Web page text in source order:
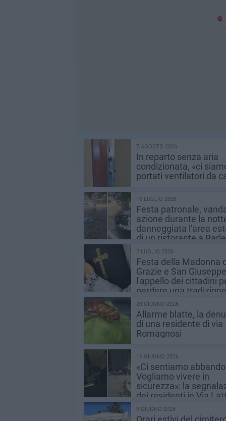
7 AGOSTO 2026
In reparto senza aria
condizionata, «ci
portati ventilatori da
16 LUGLIO 2026
Festa patronale,
azione durante la
danneggiata l'area
di un ristorante a
2 LUGLIO 2026
Festa della Madonna
Grazie e San
l'appello dei cittadini
perdere una tradizione
identitaria
28 GIUGNO 2026
Allarme blatte, la
di una residente di via
Romagnosi
16 GIUGNO 2026
«Ci sentiamo
Vogliamo vivere in
sicurezza»: la
dei residenti in Via
9 GIUGNO 2026